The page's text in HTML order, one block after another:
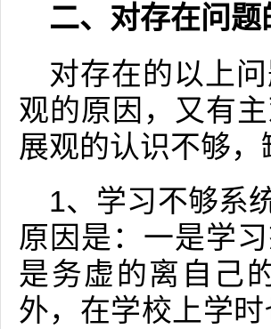
二、对存在问
对存在的以上
观的原因，又有
展观的认识不够
1、学习不够系
原因是：一是学
是务虚的离自己
外，在学校上学